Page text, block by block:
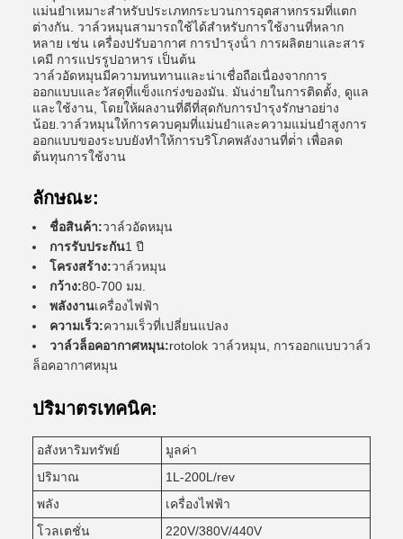
แม่นยําเหมาะสําหรับประเภทกระบวนการอุตสาหกรรมที่แตก
ต่างกัน. วาล์วหมุนสามารถใช้ได้สําหรับการใช้งานที่หลาก
หลาย เช่น เครื่องปรับอากาศ การบํารุงน้ํา การผลิตยาและสาร
เคมี การแปรรูปอาหาร เป็นต้น
วาล์วอัดหมุนมีความทนทานและน่าเชื่อถือเนื่องจากการ
ออกแบบและวัสดุที่แข็งแกร่งของมัน. มันง่ายในการติดตั้ง, ดูแล
และใช้งาน, โดยให้ผลงานที่ดีที่สุดกับการบํารุงรักษาอย่าง
น้อย.วาล์วหมุนให้การควบคุมที่แม่นยําและความแม่นยําสูงการ
ออกแบบของระบบยังทําให้การบริโภคพลังงานที่ต่ํา เพื่อลด
ต้นทุนการใช้งาน
ลักษณะ:
ชื่อสินค้า:วาล์วอัดหมุน
การรับประกัน1 ปี
โครงสร้าง:วาล์วหมุน
กว้าง:80-700 มม.
พลังงานเครื่องไฟฟ้า
ความเร็ว:ความเร็วที่เปลี่ยนแปลง
วาล์วล็อคอากาศหมุน:rotolok วาล์วหมุน, การออกแบบวาล์ว
ล็อคอากาศหมุน
ปริมาตรเทคนิค:
อสังหาริมทรัพย์
มูลค่า
ปริมาณ
1L-200L/rev
พลัง
เครื่องไฟฟ้า
โวลเตชั่น
220V/380V/440V